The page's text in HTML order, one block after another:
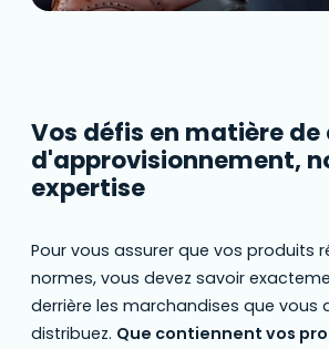
Vos défis en matière
d'approvisionnement,
expertise
Pour vous assurer que vos produits
normes, vous devez savoir
derrière les marchandises que vous
distribuez. Que contiennent vos